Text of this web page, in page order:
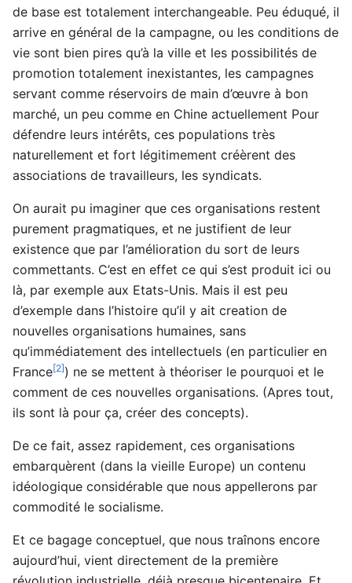
de base est totalement interchangeable. Peu éduqué, il
arrive en général de la campagne, ou les conditions de
vie sont bien pires qu’à la ville et les possibilités de
promotion totalement inexistantes, les campagnes
servant comme réservoirs de main d’œuvre à bon
marché, un peu comme en Chine actuellement Pour
défendre leurs intérêts, ces populations très
naturellement et fort légitimement créèrent des
associations de travailleurs, les syndicats.
On aurait pu imaginer que ces organisations restent
purement pragmatiques, et ne justifient de leur
existence que par l’amélioration du sort de leurs
commettants. C’est en effet ce qui s’est produit ici ou
là, par exemple aux Etats-Unis. Mais il est peu
d’exemple dans l’histoire qu’il y ait creation de
nouvelles organisations humaines, sans
qu’immédiatement des intellectuels (en particulier en
France[2]) ne se mettent à théoriser le pourquoi et le
comment de ces nouvelles organisations. (Apres tout,
ils sont là pour ça, créer des concepts).
De ce fait, assez rapidement, ces organisations
embarquèrent (dans la vieille Europe) un contenu
idéologique considérable que nous appellerons par
commodité le socialisme.
Et ce bagage conceptuel, que nous traînons encore
aujourd’hui, vient directement de la première